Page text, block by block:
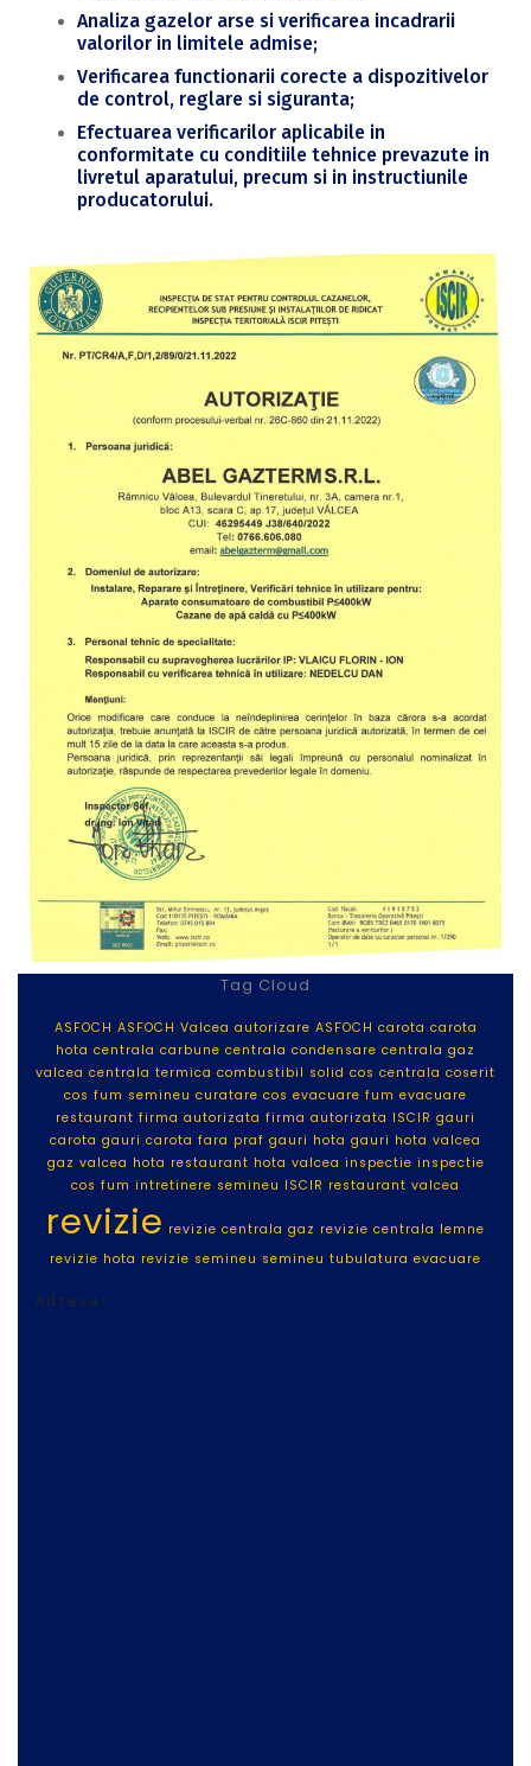
Analiza gazelor arse si verificarea incadrarii
valorilor in limitele admise;
Verificarea functionarii corecte a dispozitivelor
de control, reglare si siguranta;
Efectuarea verificarilor aplicabile in
conformitate cu conditiile tehnice prevazute in
livretul aparatului, precum si in instructiunile
producatorului.
Tag Cloud
ASFOCH ASFOCH Valcea autorizare ASFOCH carota carota
hota centrala carbune centrala condensare centrala gaz
valcea centrala termica combustibil solid cos centrala coserit
cos fum semineu curatare cos evacuare fum evacuare
restaurant firma autorizata firma autorizata ISCIR gauri
carota gauri carota fara praf gauri hota gauri hota valcea
gaz valcea hota restaurant hota valcea inspectie inspectie
cos fum intretinere semineu ISCIR restaurant valcea
revizie revizie centrala gaz revizie centrala lemne
revizie hota revizie semineu semineu tubulatura evacuare